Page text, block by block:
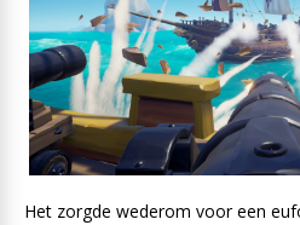
Het zorgde wederom voor een